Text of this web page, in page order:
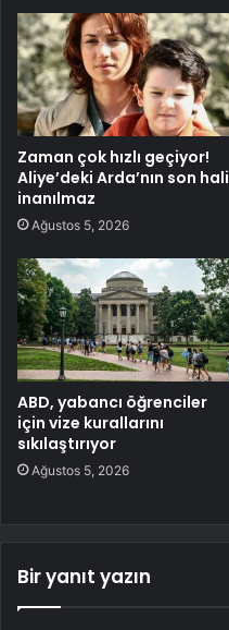
Zaman çok hızlı geçiyor!
Aliye’deki Arda’nın son hali
inanılmaz
Ağustos 5, 2026
ABD, yabancı öğrenciler
için vize kurallarını
sıkılaştırıyor
Ağustos 5, 2026
Bir yanıt yazın